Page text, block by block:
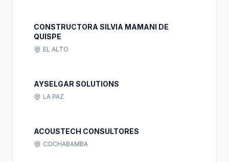
CONSTRUCTORA SILVIA MAMANI DE
QUISPE
EL ALTO
AYSELGAR SOLUTIONS
LA PAZ
ACOUSTECH CONSULTORES
COCHABAMBA